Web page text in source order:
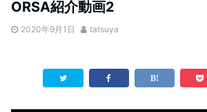
ORSA紹介動画2
2020年9月1日 tatsuya